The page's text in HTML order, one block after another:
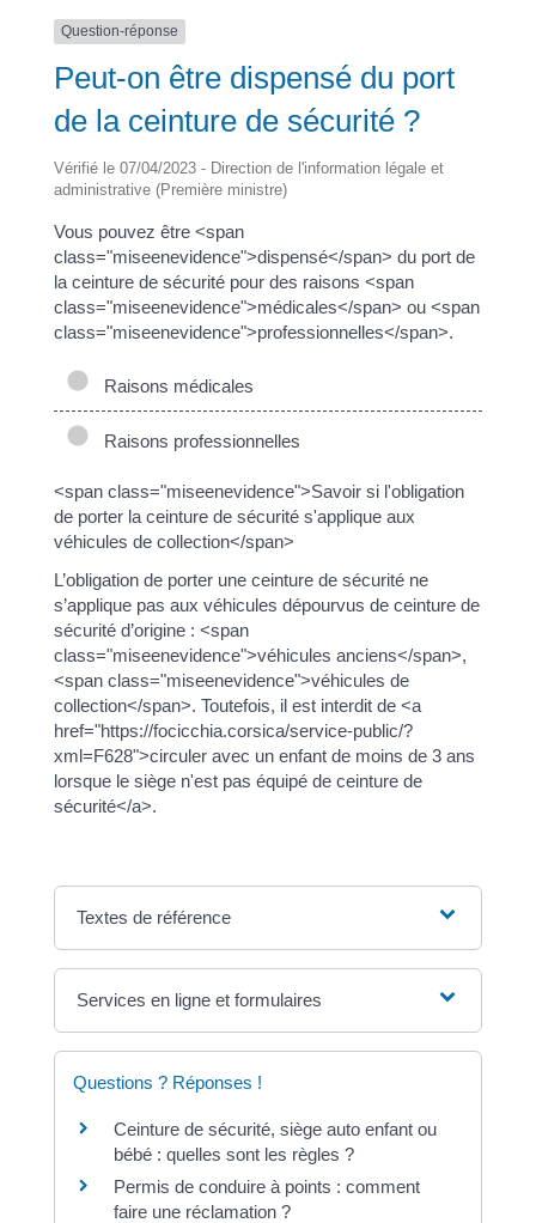
Question-réponse
Peut-on être dispensé du port
de la ceinture de sécurité ?
Vérifié le 07/04/2023 - Direction de l'information légale et
administrative (Première ministre)
Vous pouvez être <span
class="miseenevidence">dispensé</span> du port de
la ceinture de sécurité pour des raisons <span
class="miseenevidence">médicales</span> ou <span
class="miseenevidence">professionnelles</span>.
Raisons médicales
Raisons professionnelles
<span class="miseenevidence">Savoir si l'obligation
de porter la ceinture de sécurité s'applique aux
véhicules de collection</span>
L’obligation de porter une ceinture de sécurité ne
s’applique pas aux véhicules dépourvus de ceinture de
sécurité d’origine : <span
class="miseenevidence">véhicules anciens</span>,
<span class="miseenevidence">véhicules de
collection</span>. Toutefois, il est interdit de <a
href="https://focicchia.corsica/service-public/?
xml=F628">circuler avec un enfant de moins de 3 ans
lorsque le siège n'est pas équipé de ceinture de
sécurité</a>.
Textes de référence
Services en ligne et formulaires
Questions ? Réponses !
Ceinture de sécurité, siège auto enfant ou
bébé : quelles sont les règles ?
Permis de conduire à points : comment
faire une réclamation ?